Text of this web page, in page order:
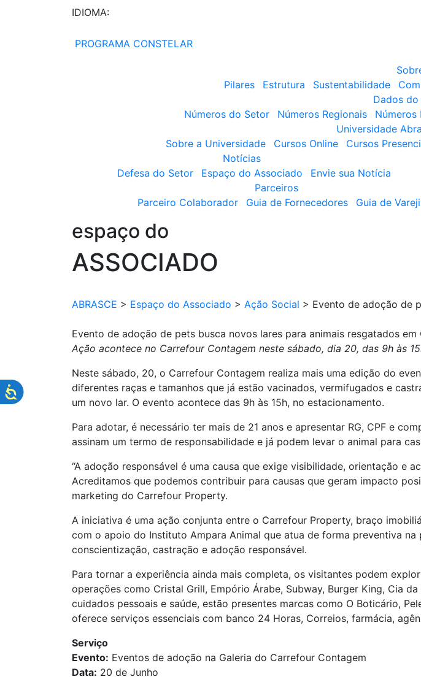
IDIOMA:
PROGRAMA CONSTELAR
Pilares
Estrutura Sustentabilidade
Dados
Números do Setor
Números Regionais Números
Universidade
Sobre a Universidade
Cursos Online Cursos
Notícias
Defesa do Setor
Espaço do Associado Envie sua Notícia
Parceiros
Parceiro Colaborador
Guia de Fornecedores Guia de
espaço do
ASSOCIADO
ABRASCE > Espaço do Associado > Ação Social > Evento de adoção de
Evento de adoção de pets busca novos lares para animais resgatados em
Ação acontece no Carrefour Contagem neste sábado, dia 20, das 9h às
Neste sábado, 20, o Carrefour Contagem realiza mais uma edição do
diferentes raças e tamanhos que já estão vacinados, vermifugados e
um novo lar. O evento acontece das 9h às 15h, no estacionamento.
Para adotar, é necessário ter mais de 21 anos e apresentar RG, CPF e
assinam um termo de responsabilidade e já podem levar o animal para
“A adoção responsável é uma causa que exige visibilidade, orientação e
Acreditamos que podemos contribuir para causas que geram impacto
marketing do Carrefour Property.
A iniciativa é uma ação conjunta entre o Carrefour Property, braço
com o apoio do Instituto Ampara Animal que atua de forma preventiva
conscientização, castração e adoção responsável.
Para tornar a experiência ainda mais completa, os visitantes podem
operações como Cristal Grill, Empório Árabe, Subway, Burger King, Cia
cuidados pessoais e saúde, estão presentes marcas como O Boticário,
oferece serviços essenciais com banco 24 Horas, Correios, farmácia,
Serviço
Evento: Eventos de adoção na Galeria do Carrefour Contagem
Data: 20 de Junho